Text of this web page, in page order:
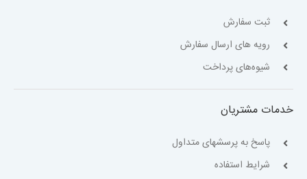
ثبت سفارش
رویه های ارسال سفارش
شیوه‌های پرداخت
خدمات مشتریان
پاسخ به پرسشهای متداول
شرایط استفاده